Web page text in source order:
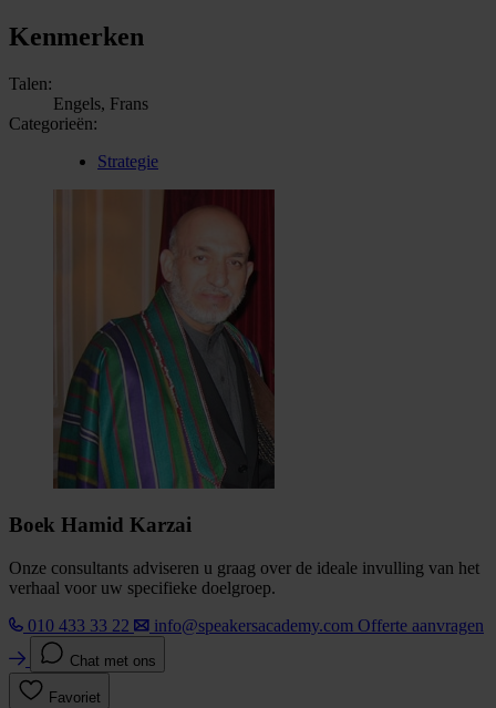
Kenmerken
Talen:
Engels, Frans
Categorieën:
Strategie
Boek Hamid Karzai
Onze consultants adviseren u graag over de ideale invulling van het
verhaal voor uw specifieke doelgroep.
010 433 33 22
info@speakersacademy.com Offerte aanvragen
Chat met ons
Favoriet